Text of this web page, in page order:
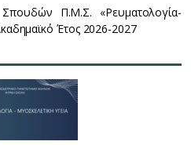
Π.Μ.Σ. «Ρευματολογία-
Έτος 2026-2027